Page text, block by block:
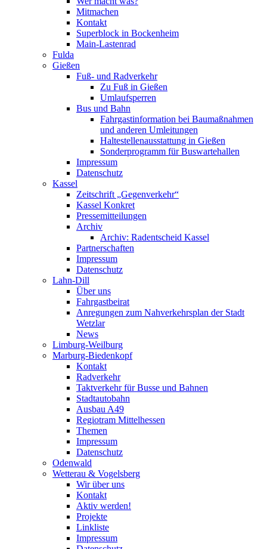
Mitmachen
Kontakt
Superblock in Bockenheim
Main-Lastenrad
Fulda
Gießen
Fuß- und Radverkehr
Zu Fuß in Gießen
Umlaufsperren
Bus und Bahn
Fahrgastinformation bei Baumaßnahmen
und anderen Umleitungen
Haltestellenausstattung in Gießen
Sonderprogramm für Buswartehallen
Impressum
Datenschutz
Kassel
Zeitschrift „Gegenverkehr“
Kassel Konkret
Pressemitteilungen
Archiv
Archiv: Radentscheid Kassel
Partnerschaften
Impressum
Datenschutz
Lahn-Dill
Über uns
Fahrgastbeirat
Anregungen zum Nahverkehrsplan der Stadt
Wetzlar
News
Limburg-Weilburg
Marburg-Biedenkopf
Kontakt
Radverkehr
Taktverkehr für Busse und Bahnen
Stadtautobahn
Ausbau A49
Regiotram Mittelhessen
Themen
Impressum
Datenschutz
Odenwald
Wetterau & Vogelsberg
Wir über uns
Kontakt
Aktiv werden!
Projekte
Linkliste
Impressum